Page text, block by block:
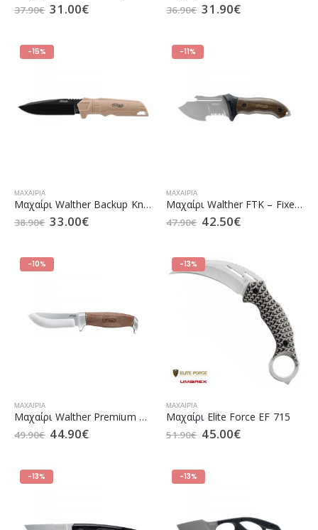
37.90€ 31.00€ 36.90€ 31.90€
-15%
ΜΑΧΑΊΡΙΑ
Mαχαίρι Walther Backup Knife FDE (5.0894)
38.90€ 33.00€
-11%
ΜΑΧΑΊΡΙΑ
Μαχαίρι Walther FTK – Fixed Tool Knife (5.0605)
47.90€ 42.50€
-10%
ΜΑΧΑΊΡΙΑ
Μαχαίρι Walther Premium Skinner (5.2057)
49.90€ 44.90€
-13%
ΜΑΧΑΊΡΙΑ
Μαχαίρι Elite Force EF 715
51.90€ 45.00€
-13% -13%